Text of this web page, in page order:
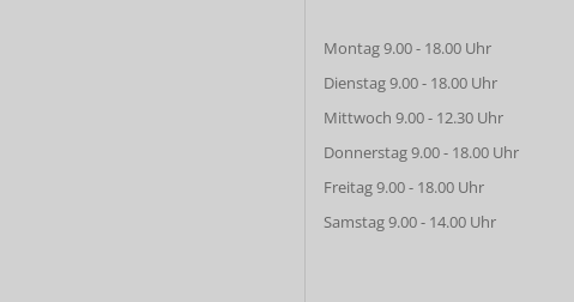
Montag 9.00 - 18.00 Uhr
Dienstag 9.00 - 18.00 Uhr
Mittwoch 9.00 - 12.30 Uhr
Donnerstag 9.00 - 18.00 Uhr
Freitag 9.00 - 18.00 Uhr
Samstag 9.00 - 14.00 Uhr